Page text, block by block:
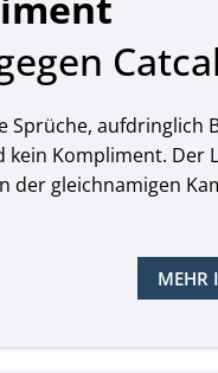
Sprüche, aufdringlich
kein Kompliment. Der
der gleichnamigen
MEHR